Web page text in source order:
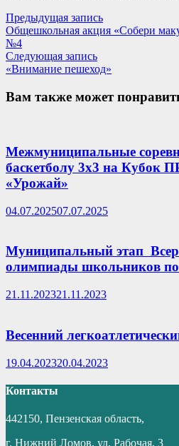
Навигация
по
записям
Предыдущая записьПредыдущая
запись:
Общешкольная акция «Собери
№4
Следующая записьСледующая
запись:
«Внимание пешеход»
Вам также может
Межмуниципальные
баскетболу 3х3 на
«Урожай»
04.07.202507.07.2025
Муниципальный этап
олимпиады школьников
21.11.202321.11.2023
Весенний
19.04.202320.04.2023
Контакты
442150, Пензенская область,
г. Нижний Ломов, ул. Рабочая, 3